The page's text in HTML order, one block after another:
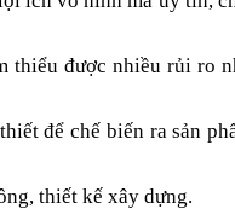
thiểu được nhiều rủi ro
để chế biến ra sản
thiết kế xây dựng.